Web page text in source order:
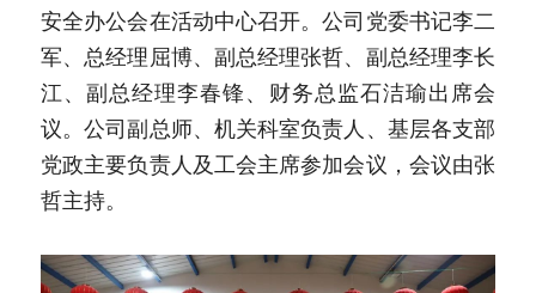
科技创新
联系我们
搜索
安全办公会在活动中心召开。公司党委书记李二
军、总经理屈博、副总经理张哲、副总经理李长
江、副总经理李春锋、财务总监石洁瑜出席会
议。公司副总师、机关科室负责人、基层各支部
党政主要负责人及工会主席参加会议，会议由张
哲主持。